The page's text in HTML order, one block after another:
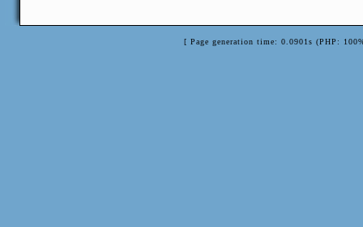
[ Page generation time: 0.0901s (PHP: